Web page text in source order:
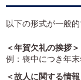
以下の形式が一般的
＜年賀欠礼の挨拶＞
例：喪中につき年
＜故人に関する情